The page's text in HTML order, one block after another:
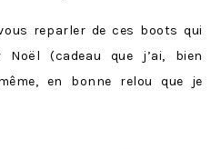
reparler de ces boots qui
(cadeau que j’ai, bien
en bonne relou que je